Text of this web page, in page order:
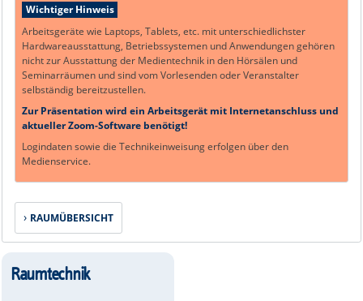
Wichtiger Hinweis
Arbeitsgeräte wie Laptops, Tablets, etc. mit unterschiedlichster
Hardwareausstattung, Betriebssystemen und Anwendungen gehören
nicht zur Ausstattung der Medientechnik in den Hörsälen und
Seminarräumen und sind vom Vorlesenden oder Veranstalter
selbständig bereitzustellen.
Zur Präsentation wird ein Arbeitsgerät mit Internetanschluss und
aktueller Zoom-Software benötigt!
Logindaten sowie die Technikeinweisung erfolgen über den
Medienservice.
RAUMÜBERSICHT
Raumtechnik